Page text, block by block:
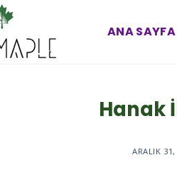
ANA SAYFA
Hanak
ARALIK